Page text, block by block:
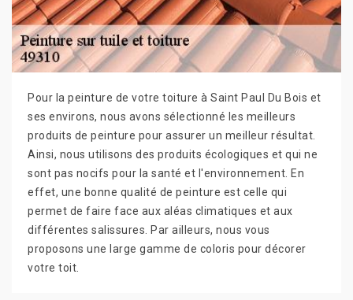
Pour la peinture de votre toiture à Saint Paul Du Bois et
ses environs, nous avons sélectionné les meilleurs
produits de peinture pour assurer un meilleur résultat.
Ainsi, nous utilisons des produits écologiques et qui ne
sont pas nocifs pour la santé et l'environnement. En
effet, une bonne qualité de peinture est celle qui
permet de faire face aux aléas climatiques et aux
différentes salissures. Par ailleurs, nous vous
proposons une large gamme de coloris pour décorer
votre toit.